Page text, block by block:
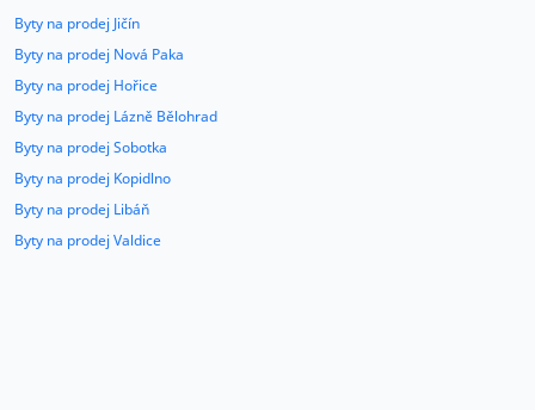
O nás
Kariéra
Kontakt
Byty na prodej Jičín
Byty na prodej Nová Paka
Byty na prodej Hořice
Byty na prodej Lázně Bělohrad
Byty na prodej Sobotka
Byty na prodej Kopidlno
Byty na prodej Libáň
Byty na prodej Valdice